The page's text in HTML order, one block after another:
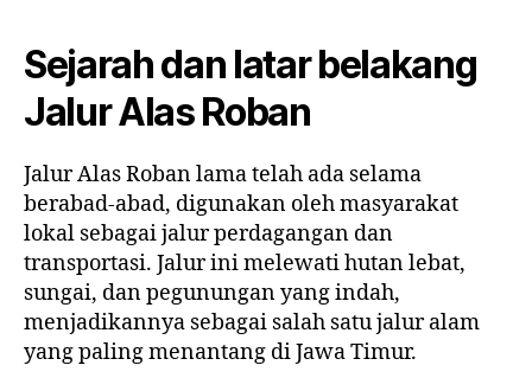
Sejarah dan latar belakang
Jalur Alas Roban
Jalur Alas Roban lama telah ada selama
berabad-abad, digunakan oleh masyarakat
lokal sebagai jalur perdagangan dan
transportasi. Jalur ini melewati hutan lebat,
sungai, dan pegunungan yang indah,
menjadikannya sebagai salah satu jalur alam
yang paling menantang di Jawa Timur.